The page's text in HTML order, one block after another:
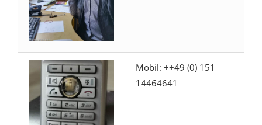
Mobil: ++49 (0) 151
14464641